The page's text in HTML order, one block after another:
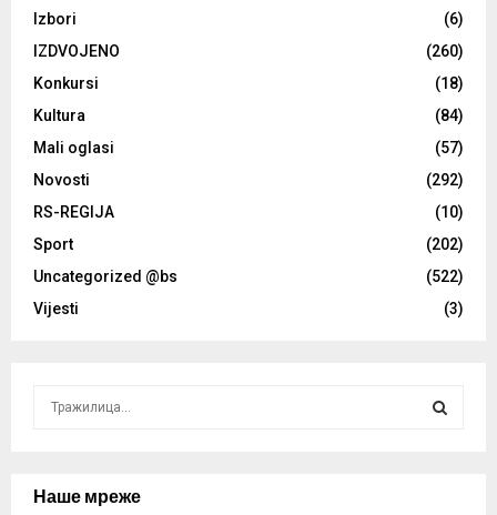
Izbori
(6)
IZDVOJENO
(260)
Konkursi
(18)
Kultura
(84)
Mali oglasi
(57)
Novosti
(292)
RS-REGIJA
(10)
Sport
(202)
Uncategorized @bs
(522)
Vijesti
(3)
cНаше мреже